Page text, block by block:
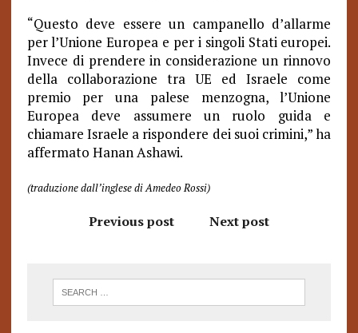
“Questo deve essere un campanello d’allarme
per l’Unione Europea e per i singoli Stati europei.
Invece di prendere in considerazione un rinnovo
della collaborazione tra UE ed Israele come
premio per una palese menzogna, l’Unione
Europea deve assumere un ruolo guida e
chiamare Israele a rispondere dei suoi crimini,” ha
affermato Hanan Ashawi.
(traduzione dall’inglese di Amedeo Rossi)
Previous post Next post